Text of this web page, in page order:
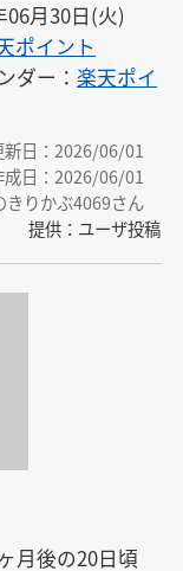
06月30日(火)
ポイント
ダー：楽天ポイ
新日：2026/06/01
成日：2026/06/01
きりかぶ4069さん
提供：ユーザ投稿